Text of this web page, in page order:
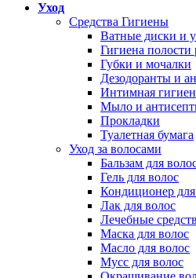
Уход
Средства Гигиены
Ватные диски и
Гигиена полости
Губки и мочалки
Дезодоранты и
Интимная
Мыло и
Прокладки
Туалетная бумага
Уход за волосами
Бальзам для
Гель для волос
Кондиционер
Лак для волос
Лечебные
Маска для волос
Масло для волос
Мусс для волос